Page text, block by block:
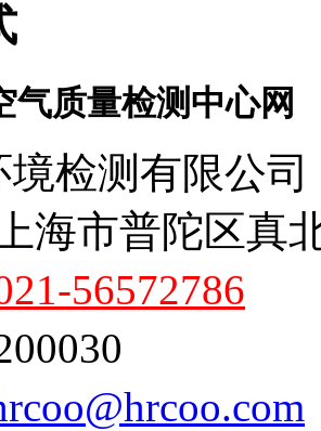
气质量检测中心网
境检测有限公司
海市普陀区真
56572786